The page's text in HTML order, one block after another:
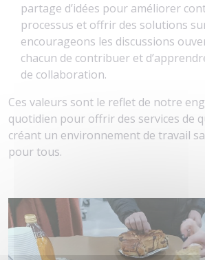
partage d’idées pour améliorer
processus et offrir des solutions
encourageons les discussions
chacun de contribuer et
de collaboration.
Ces valeurs sont le reflet de notre
quotidien pour offrir des services de
créant un environnement de travail
pour tous.